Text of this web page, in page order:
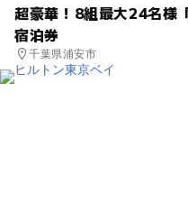
超豪華！8組最大24名様
宿泊券
千葉県浦安市